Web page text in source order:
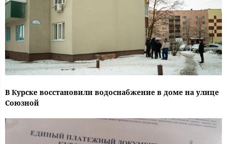
В Курске восстановили водоснабжение в доме на улице
Союзной